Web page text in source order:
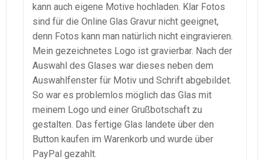
kann auch eigene Motive hochladen. Klar Fotos
sind für die Online Glas Gravur nicht geeignet,
denn Fotos kann man natürlich nicht eingravieren.
Mein gezeichnetes Logo ist gravierbar. Nach der
Auswahl des Glases war dieses neben dem
Auswahlfenster für Motiv und Schrift abgebildet.
So war es problemlos möglich das Glas mit
meinem Logo und einer Grußbotschaft zu
gestalten. Das fertige Glas landete über den
Button kaufen im Warenkorb und wurde über
PayPal gezahlt.